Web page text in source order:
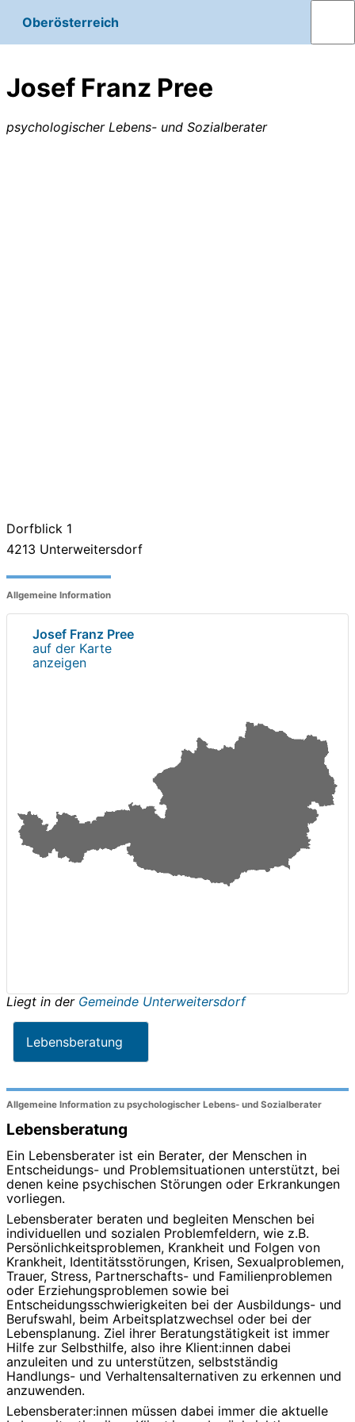
Oberösterreich
Josef Franz Pree
psychologischer Lebens- und Sozialberater
Dorfblick 1
4213 Unterweitersdorf
Allgemeine Information
Josef Franz Pree
auf der Karte
anzeigen
Liegt in der Gemeinde Unterweitersdorf
Lebensberatung
Allgemeine Information zu psychologischer Lebens- und Sozialberater
Lebensberatung
Ein Lebensberater ist ein Berater, der Menschen in
Entscheidungs- und Problemsituationen unterstützt, bei
denen keine psychischen Störungen oder Erkrankungen
vorliegen.
Lebensberater beraten und begleiten Menschen bei
individuellen und sozialen Problemfeldern, wie z.B.
Persönlichkeitsproblemen, Krankheit und Folgen von
Krankheit, Identitätsstörungen, Krisen, Sexualproblemen,
Trauer, Stress, Partnerschafts- und Familienproblemen
oder Erziehungsproblemen sowie bei
Entscheidungsschwierigkeiten bei der Ausbildungs- und
Berufswahl, beim Arbeitsplatzwechsel oder bei der
Lebensplanung. Ziel ihrer Beratungstätigkeit ist immer
Hilfe zur Selbsthilfe, also ihre Klient:innen dabei
anzuleiten und zu unterstützen, selbstständig
Handlungs- und Verhaltensalternativen zu erkennen und
anzuwenden.
Lebensberater:innen müssen dabei immer die aktuelle